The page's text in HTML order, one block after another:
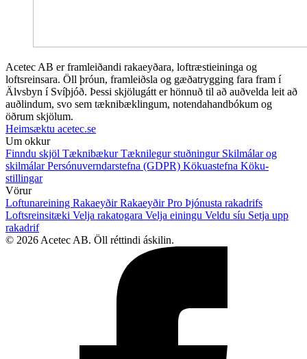
Acetec AB er framleiðandi rakaeyðara, loftræstieininga og
loftsreinsara. Öll þróun, framleiðsla og gæðatrygging fara fram í
Älvsbyn í Svíþjóð. Þessi skjölugátt er hönnuð til að auðvelda leit að
auðlindum, svo sem tæknibæklingum, notendahandbókum og
öðrum skjölum.
Heimsæktu acetec.se
Um okkur
Finndu skjöl TæknibækurTæknilegur stuðningur Skilmálar og
skilmálarPersónuverndarstefna (GDPR) Kökuastefna Köku-
stillingar
Vörur
Loftunareining RakaeyðirRakaeyðir Pro Þjónusta rakadrifs
Loftsreinsitæki Velja rakatogara Velja einingu Veldu síu Setja upp
rakadrif
© 2026 Acetec AB. Öll réttindi áskilin.